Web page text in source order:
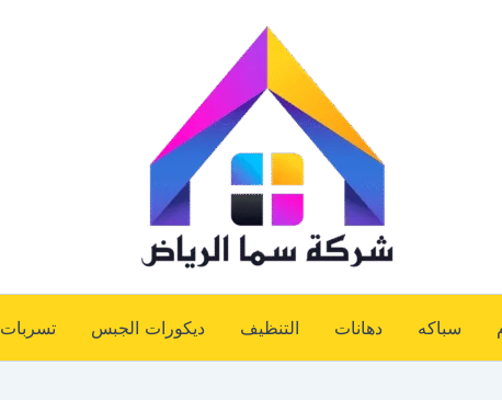
سباكه دهانات التنظيف ديكورات الجبس تسربات